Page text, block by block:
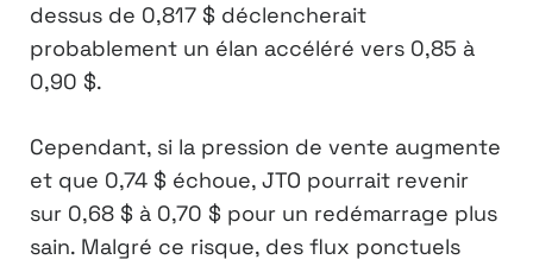
dessus de 0,817 $ déclencherait
probablement un élan accéléré vers 0,85 à
0,90 $.
Cependant, si la pression de vente augmente
et que 0,74 $ échoue, JTO pourrait revenir
sur 0,68 $ à 0,70 $ pour un redémarrage plus
sain. Malgré ce risque, des flux ponctuels